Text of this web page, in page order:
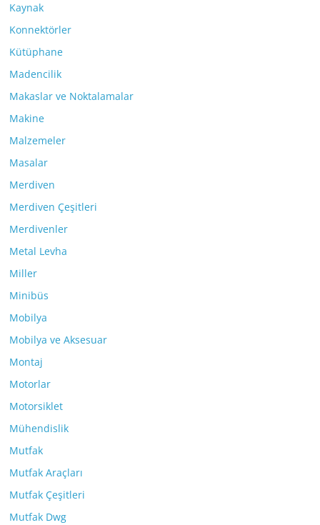
Kaynak
Konnektörler
Kütüphane
Madencilik
Makaslar ve Noktalamalar
Makine
Malzemeler
Masalar
Merdiven
Merdiven Çeşitleri
Merdivenler
Metal Levha
Miller
Minibüs
Mobilya
Mobilya ve Aksesuar
Montaj
Motorlar
Motorsiklet
Mühendislik
Mutfak
Mutfak Araçları
Mutfak Çeşitleri
Mutfak Dwg